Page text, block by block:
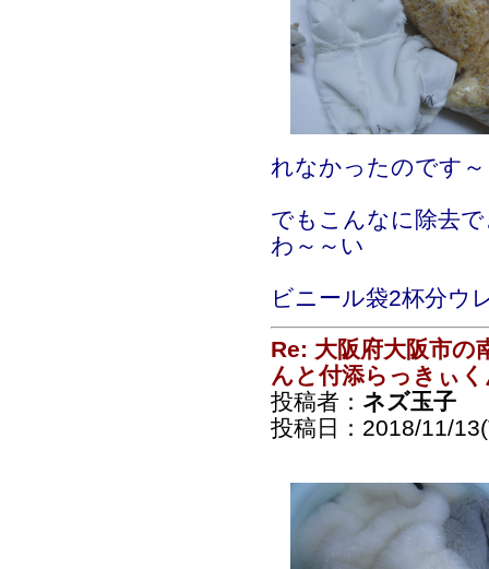
れなかったのです～
でもこんなに除去
わ～～い
ビニール袋2杯分ウ
Re: 大阪府大阪市の
んと付添らっきぃ
投稿者： ネズ玉子
投稿日：2018/11/